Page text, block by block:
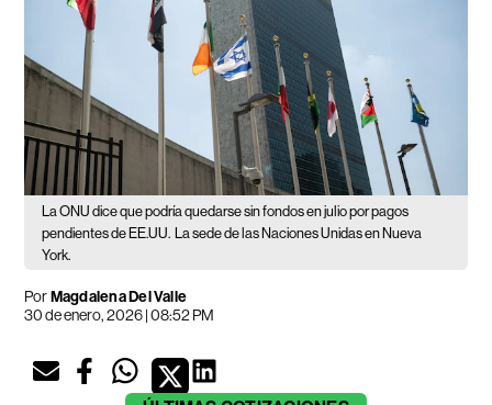
La ONU dice que podría quedarse sin fondos en julio por pagos
pendientes de EE.UU. La sede de las Naciones Unidas en Nueva
York.
PorMagdalena Del Valle
30 de enero, 2026 | 08:52 PM